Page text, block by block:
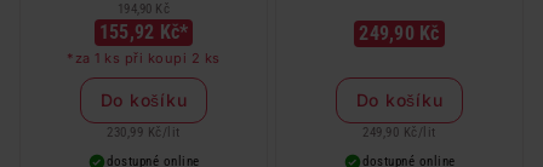
194,90 Kč
155,92 Kč*
*za 1 ks při koupi 2 ks
Do košíku
230,99 Kč / lit
dostupné online
249,90 Kč
Do košíku
249,90 Kč / lit
dostupné online